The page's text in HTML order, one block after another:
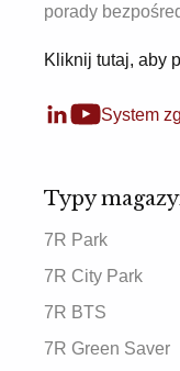
porady
Kliknij tutaj, aby
System
Typy
7R Park
7R City Park
7R BTS
7R Green Saver